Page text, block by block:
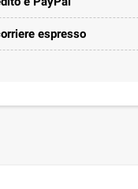
espresso